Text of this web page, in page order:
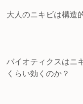
大人のニキビは構造
バイオティクスはニ
くらい効くのか？